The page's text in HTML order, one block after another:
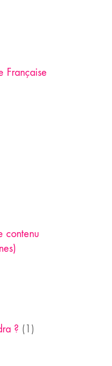
Française
contenu
? (1)